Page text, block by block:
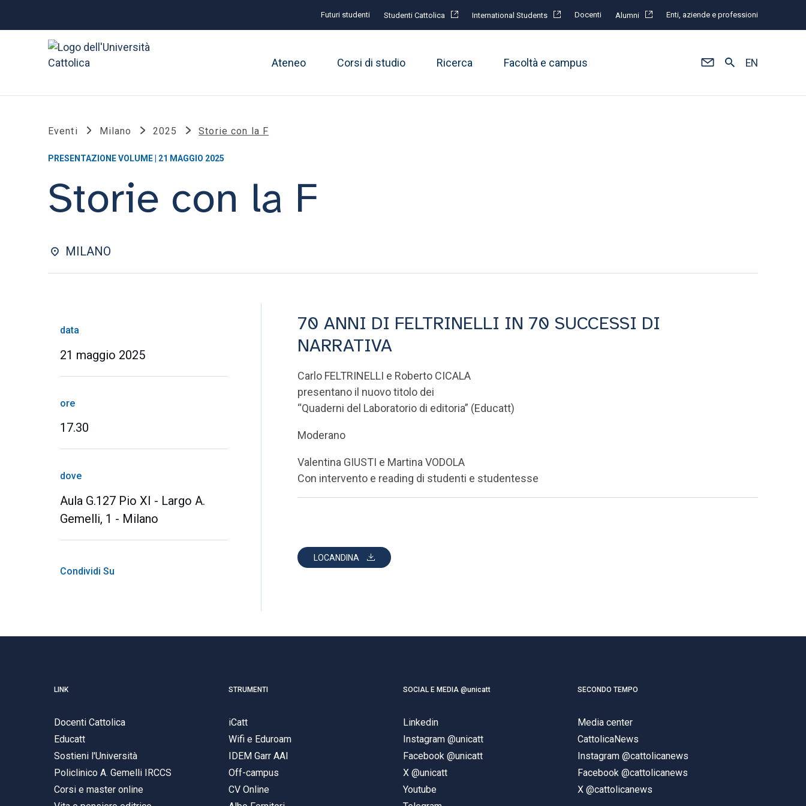
Futuri studenti Studenti Cattolica International Students Docenti Alumni Enti, aziende e professioni
Ateneo Corsi di studio Ricerca Facoltà e campus EN
Eventi Milano 2025 Storie con la F
PRESENTAZIONE VOLUME | 21 MAGGIO 2025
Storie con la F
MILANO
data
21 maggio 2025
ore
17.30
dove
Aula G.127 Pio XI - Largo A.
Gemelli, 1 - Milano
Condividi Su
70 ANNI DI FELTRINELLI IN 70 SUCCESSI DI
NARRATIVA
Carlo FELTRINELLI e Roberto CICALA
presentano il nuovo titolo dei
“Quaderni del Laboratorio di editoria” (Educatt)
Moderano
Valentina GIUSTI e Martina VODOLA
Con intervento e reading di studenti e studentesse
LOCANDINA
LINK
Docenti Cattolica
Educatt
Sostieni l'Università
Policlinico A. Gemelli IRCCS
Corsi e master online
STRUMENTI
iCatt
Wifi e Eduroam
IDEM Garr AAI
Off-campus
CV Online
SOCIAL E MEDIA @unicatt
Linkedin
Instagram @unicatt
Facebook @unicatt
X @unicatt
Youtube
SECONDO TEMPO
Media center
CattolicaNews
Instagram @cattolicanews
Facebook @cattolicanews
X @cattolicanews